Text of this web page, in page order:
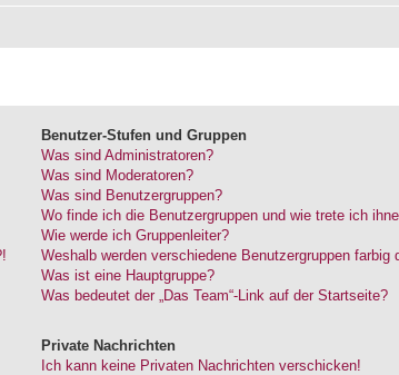
Benutzer-Stufen und Gruppen
Was sind Administratoren?
Was sind Moderatoren?
Was sind Benutzergruppen?
Wo finde ich die Benutzergruppen und wie trete ich
Wie werde ich Gruppenleiter?
Weshalb werden verschiedene Benutzergruppen farbig
Was ist eine Hauptgruppe?
Was bedeutet der „Das Team“-Link auf der Startseite?
Private Nachrichten
Ich kann keine Privaten Nachrichten verschicken!